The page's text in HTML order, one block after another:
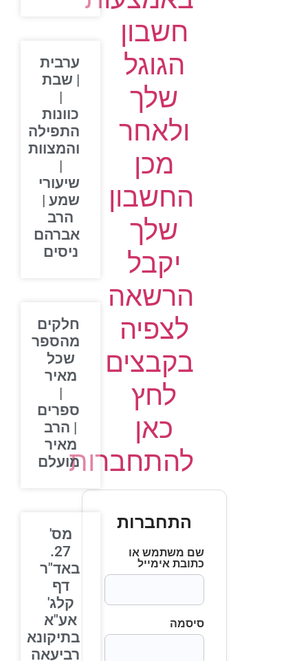
חשבון
הגוגל
שלך
ולאחר
מכן
החשבון
שלך
יקבל
הרשאה
לצפיה
בקבצים
לחץ
כאן
להתחברות
התחברות
שם משתמש או
כתובת אימייל
סיסמה
ערבית
| שבת
כוונות
התפילה
והמצוות
שיעורי
שמע |
הרב
אברהם
ניסים
חלקים
מהספר
שכל
מאיר
ספרים
| הרב
מאיר
מועלם
מס'
27.
באד"ר
דף
קלג'
אע"א
בתיקונא
רביעאה